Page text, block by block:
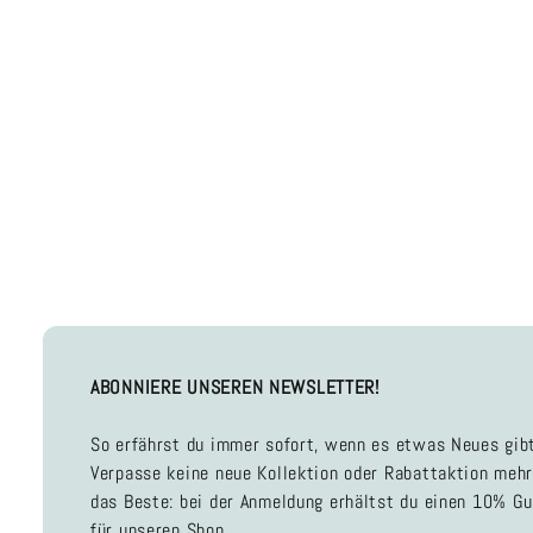
ABONNIERE UNSEREN NEWSLETTER!
So erfährst du immer sofort, wenn es etwas Neues
Verpasse keine neue Kollektion oder Rabattaktion
das Beste: bei der Anmeldung erhältst du einen 10%